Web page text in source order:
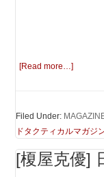
[Read more…]
Filed Under:
ドタクティカルマガジ
[榎屋克優]